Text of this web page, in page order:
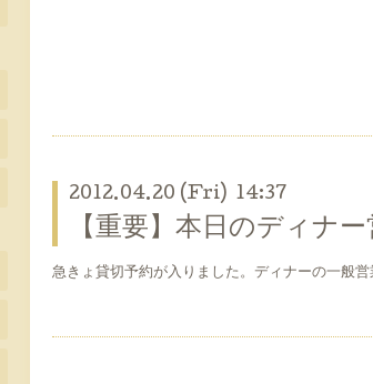
2012.04.20 (Fri) 14:37
【重要】本日のディナ
急きょ貸切予約が入りました。ディナーの一般営